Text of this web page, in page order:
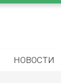
НОВОСТИ